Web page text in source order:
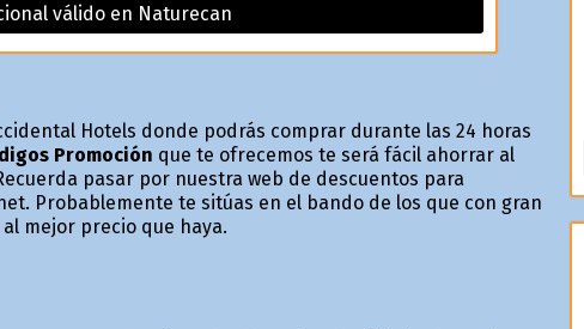
válido en Naturecan
Hotels donde podrás comprar durante las 24 horas
Promoción que te ofrecemos te será fácil ahorrar al
pasar por nuestra web de descuentos para
Probablemente te sitúas en el bando de los que con gran
mejor precio que haya.